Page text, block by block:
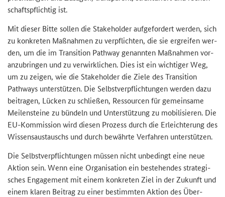
schafts­pflich­tig ist.
Mit die­ser Bitte sol­len die Stakeholderauf­ge­for­dert wer­den, sich
zu kon­kre­ten Maß­nah­men zu ver­pflich­ten, die sie er­grei­fen wer­
den, um die im Transition Pathway ge­nann­ten Maß­nah­men vor­
an­zu­brin­gen und zu ver­wirk­li­chen. Dies ist ein wich­ti­ger Weg,
um zu zei­gen, wie die Stakeholderdie Ziele desTransition
Pathways un­ter­stüt­zen. Die Selbst­ver­pflich­tun­gen wer­den dazu
bei­tra­gen, Lü­cken zu schlie­ßen, Res­sour­cen für ge­mein­sa­me
Mei­len­stei­ne zu bün­deln und Un­ter­stüt­zung zu mo­bi­li­sie­ren. Die
EU-​Kommission wird die­sen Pro­zess durch die Er­leich­te­rung des
Wis­sens­aus­tauschs und durch be­währ­te Ver­fah­ren un­ter­stüt­zen.
Die Selbst­ver­pflich­tun­gen müs­sen nicht un­be­dingt eine neue
Ak­ti­on sein. Wenn eine Or­ga­ni­sa­ti­on ein be­stehen­des stra­te­gi­
sches En­ga­ge­ment mit einem kon­kre­ten Ziel in der Zu­kunft und
einem kla­ren Bei­trag zu einer be­stimm­ten Ak­ti­on des Über­